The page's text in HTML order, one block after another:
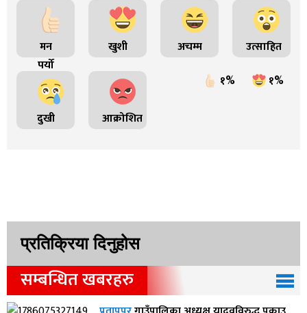
मन
पर्यो
खुशी अचम्म उत्साहित
दुखी आक्रोशित
१% १%
प्रतिक्रिया दिनुहोस
सम्बन्धित खबरहरु